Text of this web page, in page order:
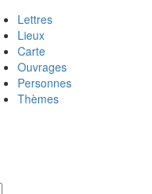
Lettres
Lieux
Carte
Ouvrages
Personnes
Thèmes